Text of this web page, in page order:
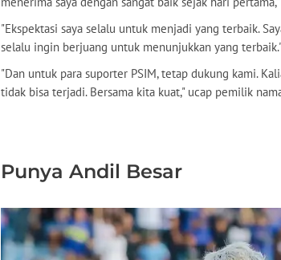
"Ekspektasi saya selalu untuk menjadi yang terbaik.
selalu ingin berjuang untuk menunjukkan yang
"Dan untuk para suporter PSIM, tetap dukung kami.
tidak bisa terjadi. Bersama kita kuat," ucap pemilik
Punya Andil Besar